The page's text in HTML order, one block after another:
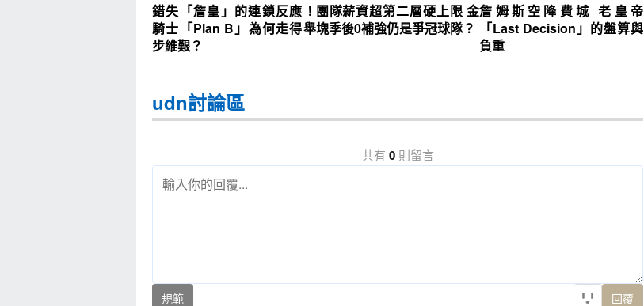
錯失「詹皇」的連鎖反應！
騎士「Plan B」為何走得舉
步維艱？
團隊薪資超第二層硬上限 金
塊季後0補強仍是爭冠球隊？
詹姆斯空降費城 老皇帝
「Last Decision」的盤算與
負重
udn討論區
共有 0則留言
規範 回覆